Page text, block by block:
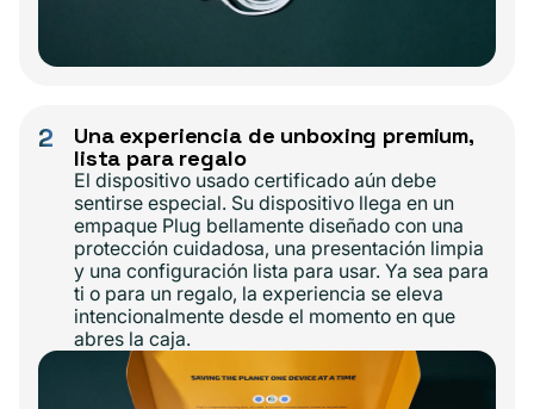
2
Una experiencia de unboxing premium,
lista para regalo
El dispositivo usado certificado aún debe
sentirse especial. Su dispositivo llega en un
empaque Plug bellamente diseñado con una
protección cuidadosa, una presentación limpia
y una configuración lista para usar. Ya sea para
ti o para un regalo, la experiencia se eleva
intencionalmente desde el momento en que
abres la caja.